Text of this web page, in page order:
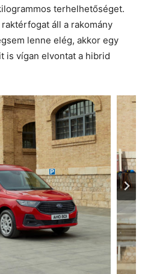
terhelhetőséget.
áll a rakomány
lenne elég, akkor egy
is vígan elvontat a hibrid